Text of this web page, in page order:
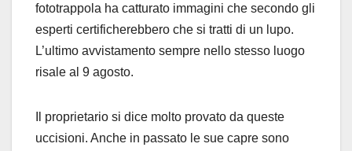
fototrappola ha catturato immagini che secondo gli
esperti certificherebbero che si tratti di un lupo.
L’ultimo avvistamento sempre nello stesso luogo
risale al 9 agosto.
Il proprietario si dice molto provato da queste
uccisioni. Anche in passato le sue capre sono